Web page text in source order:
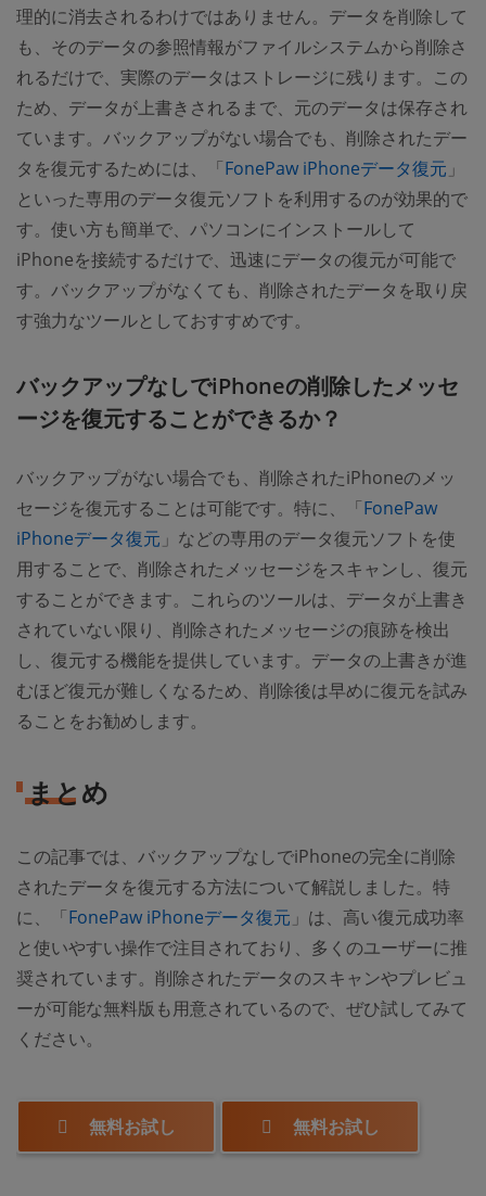
理的に消去されるわけではありません。データを削除して
も、そのデータの参照情報がファイルシステムから削除さ
れるだけで、実際のデータはストレージに残ります。この
ため、データが上書きされるまで、元のデータは保存され
ています。バックアップがない場合でも、削除されたデー
タを復元するためには、「FonePaw iPhoneデータ復元 」
といった専用のデータ復元ソフトを利用するのが効果的で
す。使い方も簡単で、パソコンにインストールして
iPhoneを接続するだけで、迅速にデータの復元が可能で
す。バックアップがなくても、削除されたデータを取り戻
す強力なツールとしておすすめです。
バックアップなしでiPhoneの削除したメッセ
ージを復元することができるか？
バックアップがない場合でも、削除されたiPhoneのメッ
セージを復元することは可能です。特に、「FonePaw
iPhoneデータ復元 」などの専用のデータ復元ソフトを使
用することで、削除されたメッセージをスキャンし、復元
することができます。これらのツールは、データが上書き
されていない限り、削除されたメッセージの痕跡を検出
し、復元する機能を提供しています。データの上書きが進
むほど復元が難しくなるため、削除後は早めに復元を試み
ることをお勧めします。
まとめ
この記事では、バックアップなしでiPhoneの完全に削除
されたデータを復元する方法について解説しました。特
に、「FonePaw iPhoneデータ復元 」は、高い復元成功率
と使いやすい操作で注目されており、多くのユーザーに推
奨されています。削除されたデータのスキャンやプレビュ
ーが可能な無料版も用意されているので、ぜひ試してみて
ください。
無料お試し 無料お試し